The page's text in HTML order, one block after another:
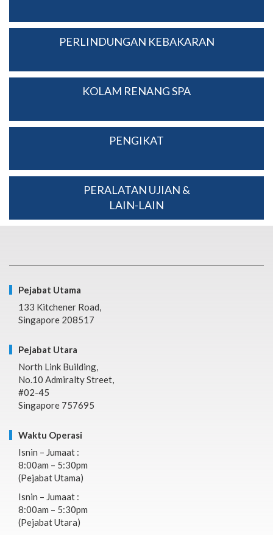
PERLINDUNGAN KEBAKARAN
KOLAM RENANG SPA
PENGIKAT
PERALATAN UJIAN &
LAIN-LAIN
Pejabat Utama
133 Kitchener Road,
Singapore 208517
Pejabat Utara
North Link Building,
No.10 Admiralty Street,
#02-45
Singapore 757695
Waktu Operasi
Isnin – Jumaat :
8:00am – 5:30pm
(Pejabat Utama)
Isnin – Jumaat :
8:00am – 5:30pm
(Pejabat Utara)